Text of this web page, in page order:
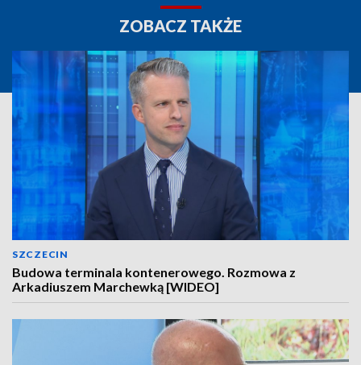
ZOBACZ TAKŻE
SZCZECIN
Budowa terminala kontenerowego. Rozmowa z
Arkadiuszem Marchewką [WIDEO]